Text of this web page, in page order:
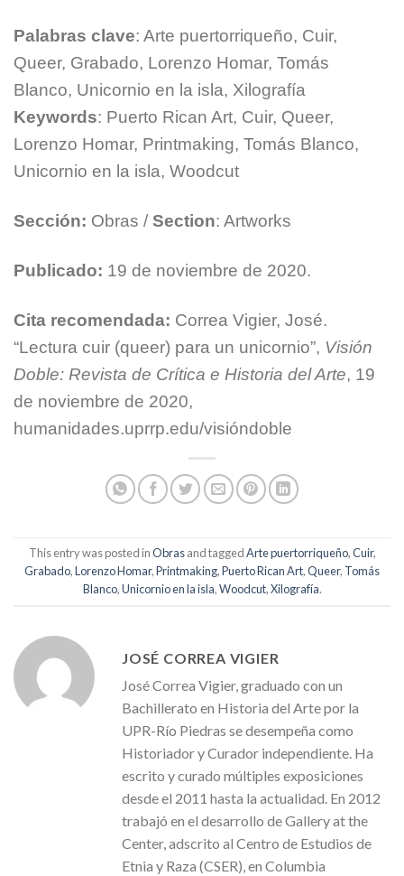
Palabras clave: Arte puertorriqueño, Cuir,
Queer, Grabado, Lorenzo Homar, Tomás
Blanco, Unicornio en la isla, Xilografía
Keywords: Puerto Rican Art, Cuir, Queer,
Lorenzo Homar, Printmaking, Tomás Blanco,
Unicornio en la isla, Woodcut
Sección: Obras / Section: Artworks
Publicado: 19 de noviembre de 2020.
Cita recomendada: Correa Vigier, José.
“Lectura cuir (queer) para un unicornio”, Visión
Doble: Revista de Crítica e Historia del Arte, 19
de noviembre de 2020,
humanidades.uprrp.edu/visióndoble
This entry was posted inObrasand taggedArte puertorriqueño,Cuir,
Grabado,Lorenzo Homar,Printmaking,Puerto Rican Art,Queer, Tomás
Blanco,Unicornio en la isla,Woodcut,Xilografía.
JOSÉ CORREA VIGIER
José Correa Vigier, graduado con un
Bachillerato en Historia del Arte por la
UPR-Río Piedras se desempeña como
Historiador y Curador independiente. Ha
escrito y curado múltiples exposiciones
desde el 2011 hasta la actualidad. En 2012
trabajó en el desarrollo de Gallery at the
Center, adscrito al Centro de Estudios de
Etnia y Raza (CSER), en Columbia